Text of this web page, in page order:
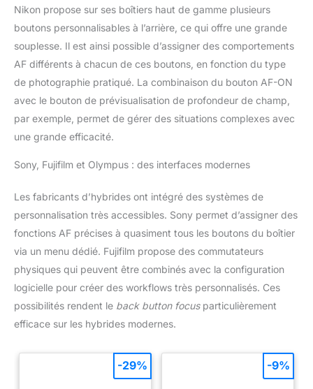
Nikon propose sur ses boîtiers haut de gamme plusieurs
boutons personnalisables à l’arrière, ce qui offre une grande
souplesse. Il est ainsi possible d’assigner des comportements
AF différents à chacun de ces boutons, en fonction du type
de photographie pratiqué. La combinaison du bouton AF-ON
avec le bouton de prévisualisation de profondeur de champ,
par exemple, permet de gérer des situations complexes avec
une grande efficacité.
Sony, Fujifilm et Olympus : des interfaces modernes
Les fabricants d’hybrides ont intégré des systèmes de
personnalisation très accessibles. Sony permet d’assigner des
fonctions AF précises à quasiment tous les boutons du boîtier
via un menu dédié. Fujifilm propose des commutateurs
physiques qui peuvent être combinés avec la configuration
logicielle pour créer des workflows très personnalisés. Ces
possibilités rendent le back button focusparticulièrement
efficace sur les hybrides modernes.
-29% -9%